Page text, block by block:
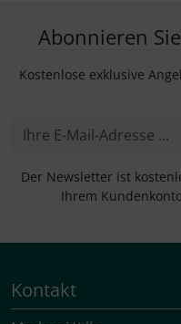
Abonnieren
Kostenlose exklusive
Der Newsletter ist
Ihrem
Kontakt